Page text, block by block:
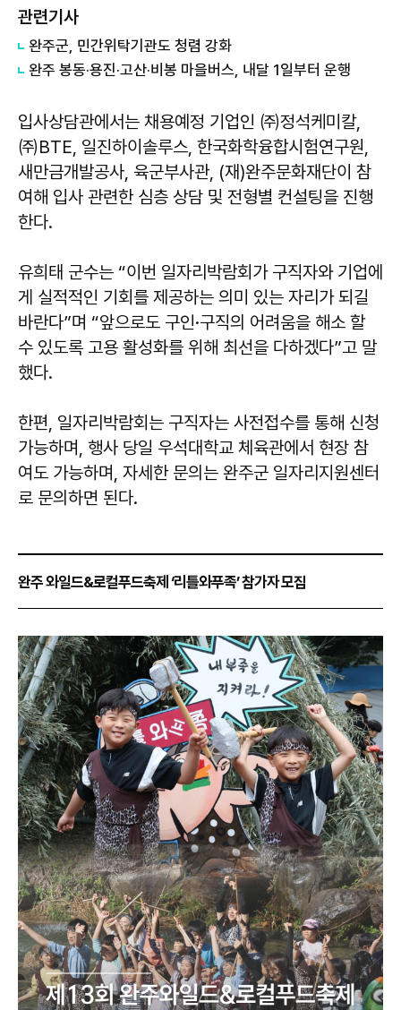
관련기사
완주군, 민간위탁기관도 청렴 강화
완주 봉동·용진·고산·비봉 마을버스, 내달 1일부터 운행
입사상담관에서는 채용예정 기업인 ㈜정석케미칼,
㈜BTE, 일진하이솔루스, 한국화학융합시험연구원,
새만금개발공사, 육군부사관, (재)완주문화재단이 참
여해 입사 관련한 심층 상담 및 전형별 컨설팅을 진행
한다.
유희태 군수는 “이번 일자리박람회가 구직자와 기업에
게 실적적인 기회를 제공하는 의미 있는 자리가 되길
바란다”며 “앞으로도 구인·구직의 어려움을 해소 할
수 있도록 고용 활성화를 위해 최선을 다하겠다”고 말
했다.
한편, 일자리박람회는 구직자는 사전접수를 통해 신청
가능하며, 행사 당일 우석대학교 체육관에서 현장 참
여도 가능하며, 자세한 문의는 완주군 일자리지원센터
로 문의하면 된다.
완주 와일드&로컬푸드축제 ‘리틀와푸족’ 참가자 모집